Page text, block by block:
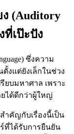
ง (Auditory
ที่เป๊ะปัง
ซึ่งความ
ตั้งแต่ยังเล็กในช่วง
รียบมหาศาล เพราะ
ได้ดีกว่าผู้ใหญ่
ำคัญกับเรื่องนี้เป็น
ที่ได้รับการยืนยัน